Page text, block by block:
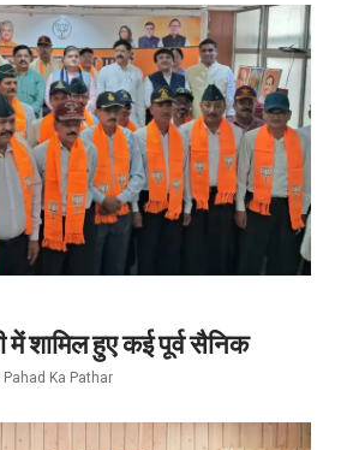
में शामिल हुए कई पूर्व सैनिक
Pahad Ka Pathar